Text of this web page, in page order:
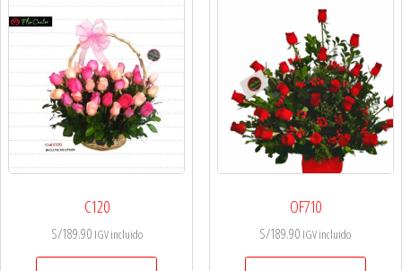
C120
S/189.90 IGV incluido
OF710
S/189.90 IGV incluido